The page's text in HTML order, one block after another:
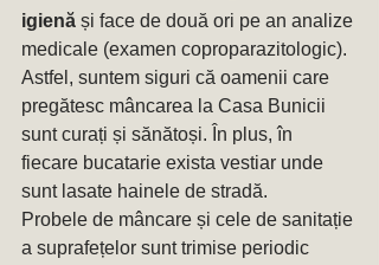
igienă și face de două ori pe an analize
medicale (examen coproparazitologic).
Astfel, suntem siguri că oamenii care
pregătesc mâncarea la Casa Bunicii
sunt curați și sănătoși. În plus, în
fiecare bucatarie exista vestiar unde
sunt lasate hainele de stradă.
Probele de mâncare și cele de sanitație
a suprafețelor sunt trimise periodic